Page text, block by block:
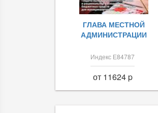
ГЛАВА МЕСТНОЙ
АДМИНИСТРАЦИИ
Индекс Е84787
от 11624 p